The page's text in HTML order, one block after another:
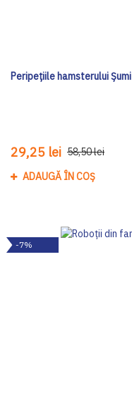
Peripețiile hamsterului Șumi
29,25 lei 58,50 lei
ADAUGĂ ÎN COȘ
-7%